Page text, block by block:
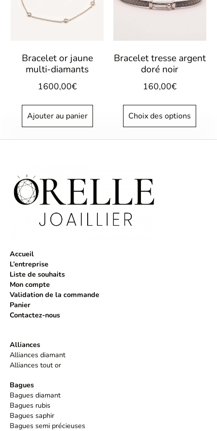
Bracelet or jaune
multi-diamants
1600,00€
Ajouter au panier
Bracelet tresse argent
doré noir
160,00€
Choix des options
Accueil
L’entreprise
Liste de souhaits
Mon compte
Validation de la commande
Panier
Contactez-nous
Alliances
Alliances diamant
Alliances tout or
Bagues
Bagues diamant
Bagues rubis
Bagues saphir
Bagues semi précieuses